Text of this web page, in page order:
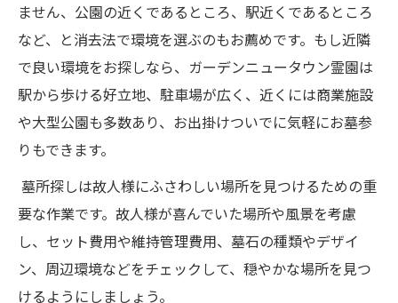
ません、公園の近くであるところ、駅近くであるところ
など、と消去法で環境を選ぶのもお薦めです。もし近隣
で良い環境をお探しなら、ガーデンニュータウン霊園は
駅から歩ける好立地、駐車場が広く、近くには商業施設
や大型公園も多数あり、お出掛けついでに気軽にお墓参
りもできます。
墓所探しは故人様にふさわしい場所を見つけるための重
要な作業です。故人様が喜んでいた場所や風景を考慮
し、セット費用や維持管理費用、墓石の種類やデザイ
ン、周辺環境などをチェックして、穏やかな場所を見つ
けるようにしましょう。